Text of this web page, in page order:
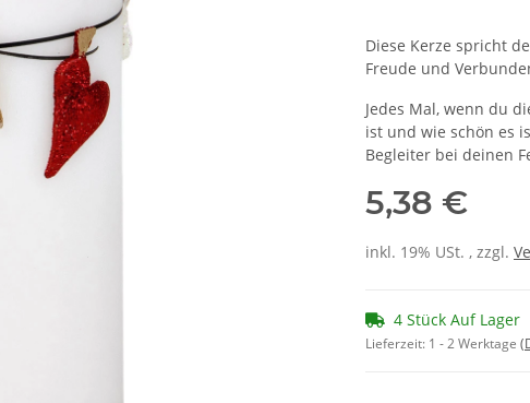
Diese Kerze spricht
Freude und
Jedes Mal, wenn du
ist und wie schön es
Begleiter bei deinen
5,38 €
inkl. 19% USt. , zzgl.
4 Stück Auf Lager
Lieferzeit: 1 - 2 Werktage